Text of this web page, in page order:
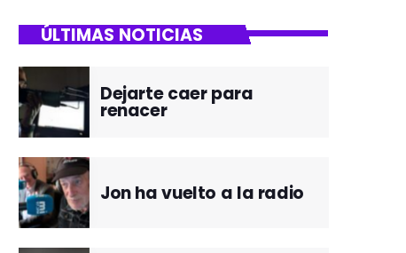
ÚLTIMAS NOTICIAS
Dejarte caer para
renacer
Jon ha vuelto a la radio